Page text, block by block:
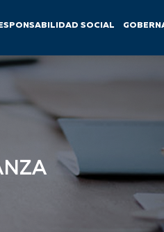
SOCIAL